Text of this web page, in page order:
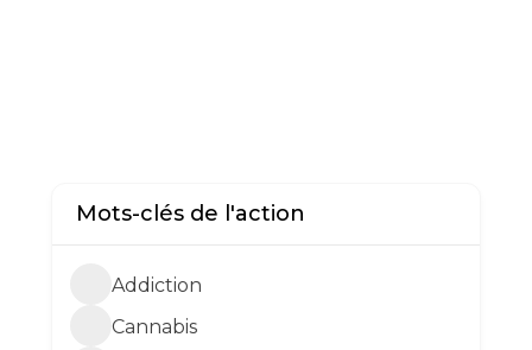
Mots-clés de l'action
Addiction
Cannabis